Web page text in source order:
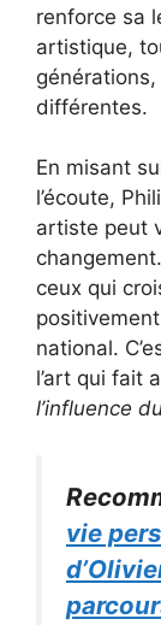
renforce sa
artistique,
différentes.
En misant
l’écoute,
artiste peut
ceux qui
national.
l’art qui fait
l’influence
vie